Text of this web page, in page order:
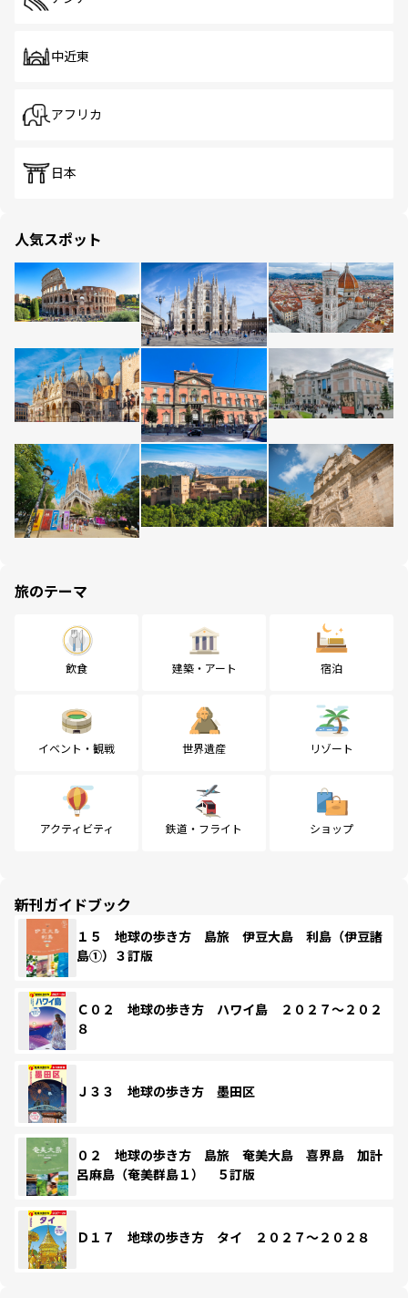
中近東
アフリカ
日本
人気スポット
旅のテーマ
飲食 建築・アート 宿泊
イベント・観戦 世界遺産 リゾート
アクティビティ 鉄道・フライト ショップ
新刊ガイドブック
１５ 地球の歩き方 島旅 伊豆大島 利島（伊豆諸
島①）３訂版
Ｃ０２ 地球の歩き方 ハワイ島 ２０２７～２０２
８
Ｊ３３ 地球の歩き方 墨田区
０２ 地球の歩き方 島旅 奄美大島 喜界島 加計
呂麻島（奄美群島１） ５訂版
Ｄ１７ 地球の歩き方 タイ ２０２７～２０２８